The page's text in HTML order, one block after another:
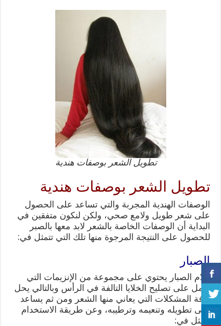
تطويل الشعر بوصفات هندية
تطويل الشعر بوصفات هندية
الوصفات الهندية المجربة والتي تساعد على الحصول
على شعر طويل ولامع صحي، ولكن لنكون متفقين في
البداية أن الوصفات الخاصة بالشعر لابد معها بالصبر
للحصول على النتيجة المرجوة منها تلك التي تتمثل في:
الصبار
هلام الصبار يحتوي على مجموعة من الإنزيمات التي
تعمل على تصليح الخلايا التالفة في الرأس وبالتالي يحل
كافة المشكلات التي يعاني منها الشعر ومن ثم يساعد
على تطويله وتنعيمه وترطيبه، وعن طريقة الاستخدام
تتمثل في: